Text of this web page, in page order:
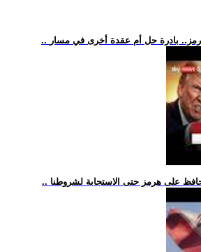
بادرة حل أم عقدة أخرى في مسار
على هرمز حتى الاستجابة لشروطنا